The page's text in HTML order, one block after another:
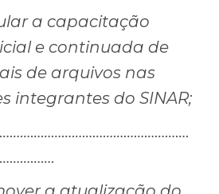
a capacitação
e continuada de
de arquivos nas
integrantes do SINAR;